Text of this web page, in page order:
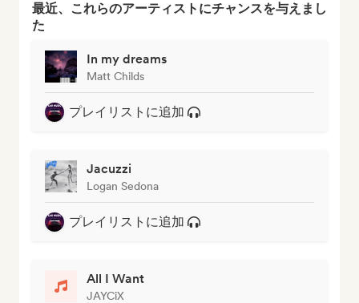
最近、これらのアーティストにチャンスを与えまし
た
In my dreams
Matt Childs
プレイリストに追加
Jacuzzi
Logan Sedona
プレイリストに追加
All I Want
JAYCiX